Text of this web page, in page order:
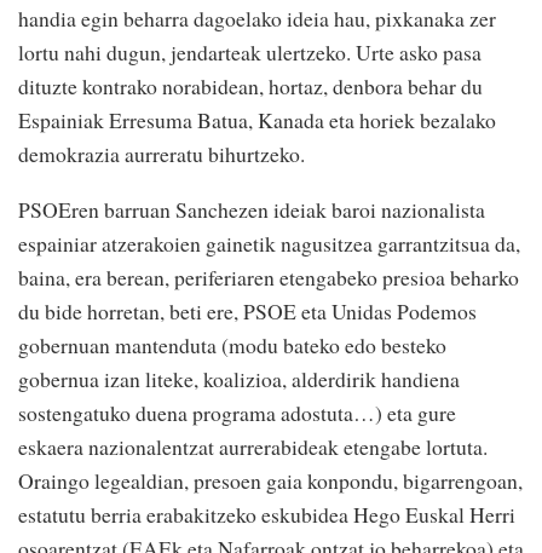
handia egin beharra dagoelako ideia hau, pixkanaka zer
lortu nahi dugun, jendarteak ulertzeko. Urte asko pasa
dituzte kontrako norabidean, hortaz, denbora behar du
Espainiak Erresuma Batua, Kanada eta horiek bezalako
demokrazia aurreratu bihurtzeko.
PSOEren barruan Sanchezen ideiak baroi nazionalista
espainiar atzerakoien gainetik nagusitzea garrantzitsua da,
baina, era berean, periferiaren etengabeko presioa beharko
du bide horretan, beti ere, PSOE eta Unidas Podemos
gobernuan mantenduta (modu bateko edo besteko
gobernua izan liteke, koalizioa, alderdirik handiena
sostengatuko duena programa adostuta…) eta gure
eskaera nazionalentzat aurrerabideak etengabe lortuta.
Oraingo legealdian, presoen gaia konpondu, bigarrengoan,
estatutu berria erabakitzeko eskubidea Hego Euskal Herri